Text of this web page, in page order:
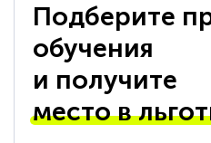
Подберите
обучения
и получите
место в